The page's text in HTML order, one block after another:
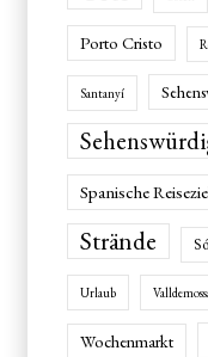
Porto Cristo
Santanyí
Spanische
Strände
Urlaub
Wochenmarkt